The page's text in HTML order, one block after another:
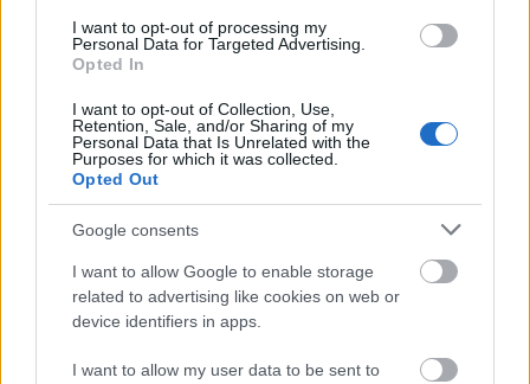
I want to opt-out of processing my
Personal Data for Targeted Advertising.
Opted In
I want to opt-out of Collection, Use,
Retention, Sale, and/or Sharing of my
Personal Data that Is Unrelated with the
Purposes for which it was collected.
Opted Out
Google consents
I want to allow Google to enable storage
related to advertising like cookies on web or
device identifiers in apps.
I want to allow my user data to be sent to
արվեստ